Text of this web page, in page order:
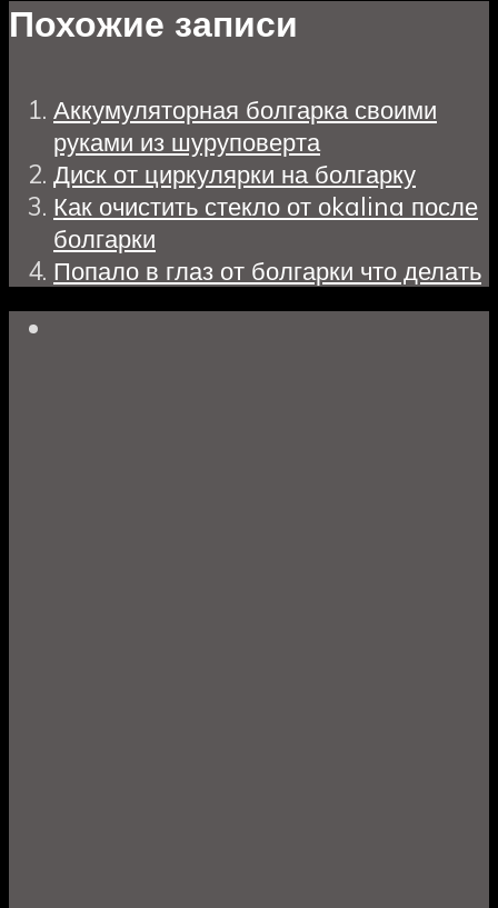
Похожие записи
Аккумуляторная болгарка своими
руками из шуруповерта
Диск от циркулярки на болгарку
Как очистить стекло от оkalina после
болгарки
Попало в глаз от болгарки что делать